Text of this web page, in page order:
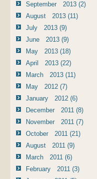
September 2013 (2)
August 2013 (11)
July 2013 (9)
June 2013 (9)
May 2013 (18)
April 2013 (22)
March 2013 (11)
May 2012 (7)
January 2012 (6)
December 2011 (8)
November 2011 (7)
October 2011 (21)
August 2011 (9)
March 2011 (6)
February 2011 (3)